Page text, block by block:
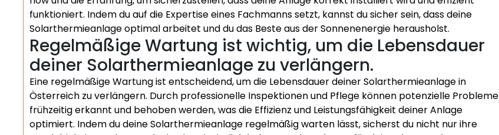
funktioniert. Indem du auf die Expertise eines Fachmanns setzt, kannst du sicher sein, dass deine
Solarthermieanlage optimal arbeitet und du das Beste aus der Sonnenenergie herausholst.
Regelmäßige Wartung ist wichtig, um die Lebensdauer
deiner Solarthermieanlage zu verlängern.
Eine regelmäßige Wartung ist entscheidend, um die Lebensdauer deiner Solarthermieanlage in
Österreich zu verlängern. Durch professionelle Inspektionen und Pflege können potenzielle Probleme
frühzeitig erkannt und behoben werden, was die Effizienz und Leistungsfähigkeit deiner Anlage
optimiert. Indem du deine Solarthermieanlage regelmäßig warten lässt, sicherst du nicht nur ihre